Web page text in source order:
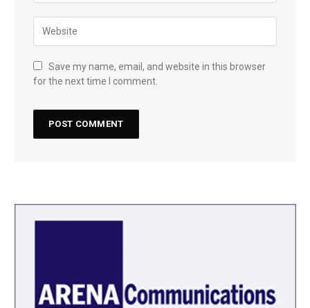
Save my name, email, and website in this browser
for the next time I comment.